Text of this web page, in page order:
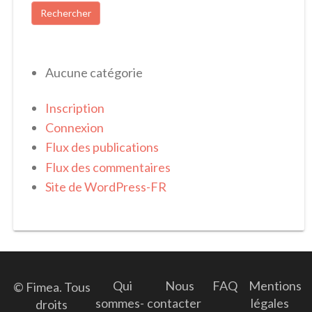
Aucune catégorie
Inscription
Connexion
Flux des publications
Flux des commentaires
Site de WordPress-FR
© Fimea. Tous
droits
Qui
sommes-
Nous
contacter
FAQ
Mentions
légales